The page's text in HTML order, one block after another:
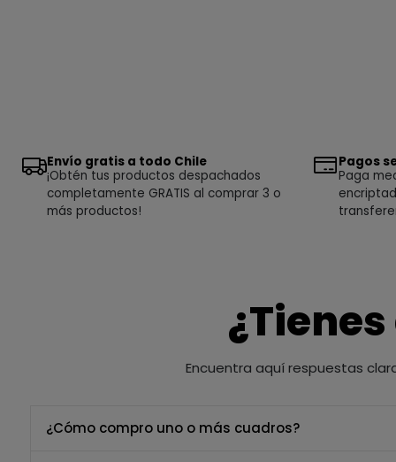
Envío gratis a todo Chile
¡Obtén tus productos despachados
completamente GRATIS al comprar 3 o
más productos!
Pagos
Paga
Encuentra aquí respuestas
¿Cómo compro uno o más cuadros?